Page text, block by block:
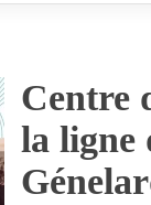
Centre
la ligne